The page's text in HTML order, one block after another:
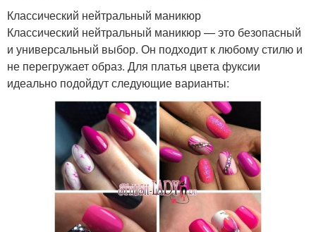
Классический нейтральный маникюр
Классический нейтральный маникюр — это безопасный
и универсальный выбор. Он подходит к любому стилю и
не перегружает образ. Для платья цвета фуксии
идеально подойдут следующие варианты: